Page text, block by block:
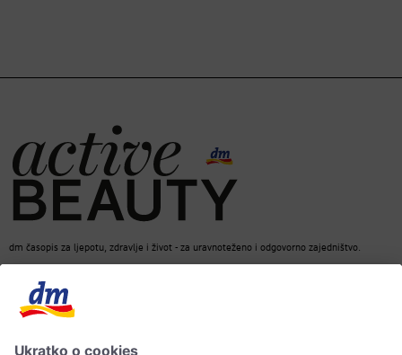
dm časopis za ljepotu, zdravlje i život - za uravnoteženo i odgovorno zajedništvo.